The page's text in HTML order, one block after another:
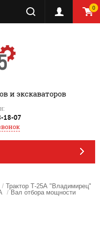
0
и экскаваторов
18-07
/ Трактор Т-25А "Владимирец"
/ Вал отбора мощности